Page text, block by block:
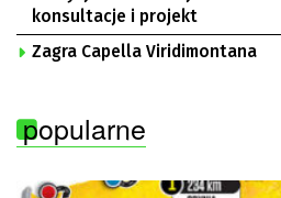
konsultacje i projekt
Zagra Capella Viridimontana
popularne